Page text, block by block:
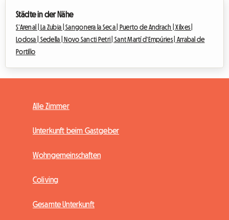
Städte in der Nähe
S’Arenal | La Zubia |Sangonera la Seca | Puerto de Andrach |Xilxes |
Lodosa | Sedella | Novo Sancti Petri | Sant Martí d'Empúries | Arrabal de
Portillo
Alle Zimmer
Unterkunft beim Gastgeber
Wohngemeinschaften
Coliving
Gesamte Unterkunft